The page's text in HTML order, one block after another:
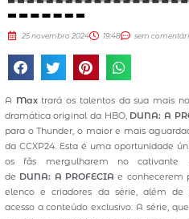
25 novembro 2024 19:48 sem
A Maxtrará os talentos da sua mais
dramática original da HBO, DUNA: A
para o Thunder, o maior e mais
da CCXP24. Esta é uma oportunidade
os fãs mergulharem no cativante
de DUNA: A PROFECIA e conhecerem
elenco e criadores da série, além de
acesso a conteúdo exclusivo. A série,